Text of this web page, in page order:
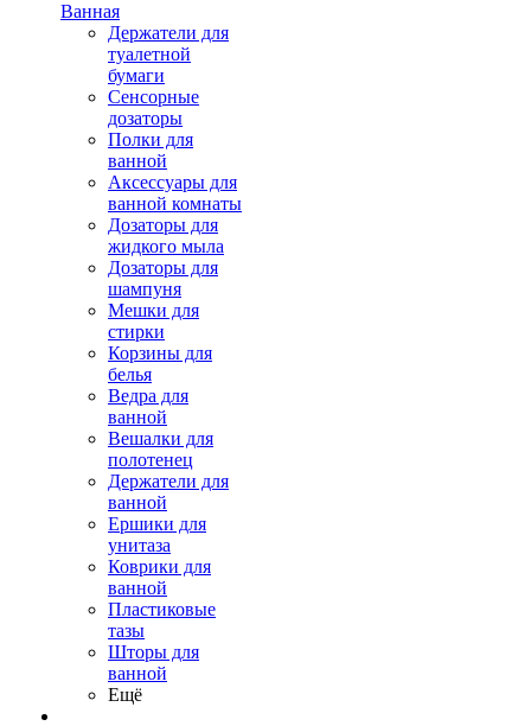
Ванная
Держатели для
туалетной
бумаги
Сенсорные
дозаторы
Полки для
ванной
Аксессуары для
ванной комнаты
Дозаторы для
жидкого мыла
Дозаторы для
шампуня
Мешки для
стирки
Корзины для
белья
Ведра для
ванной
Вешалки для
полотенец
Держатели для
ванной
Ершики для
унитаза
Коврики для
ванной
Пластиковые
тазы
Шторы для
ванной
Ещё